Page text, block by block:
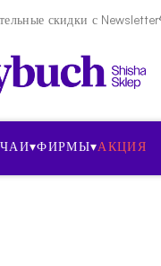
скидки с Newsletter
ЧАИ▾ФИРМЫ▾АКЦИЯ